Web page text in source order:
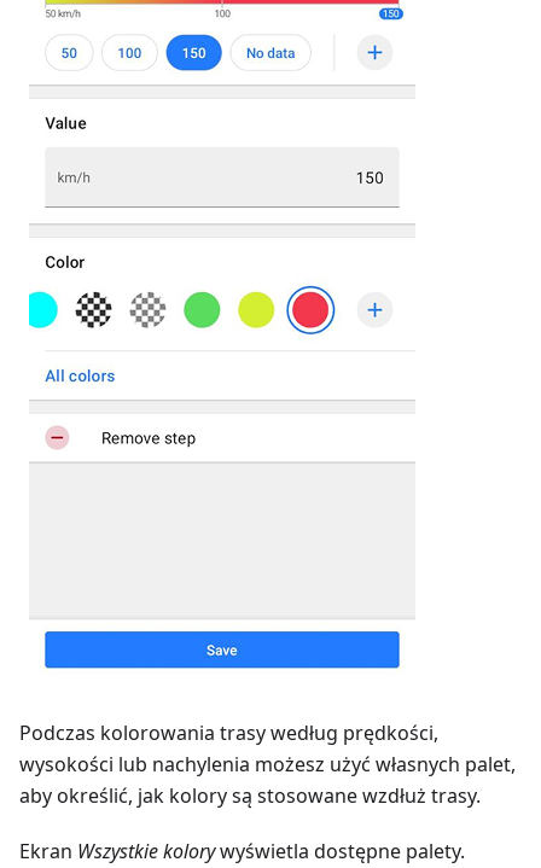
Podczas kolorowania trasy według prędkości,
wysokości lub nachylenia możesz użyć własnych palet,
aby określić, jak kolory są stosowane wzdłuż trasy.
Ekran Wszystkie kolorywyświetla dostępne palety.